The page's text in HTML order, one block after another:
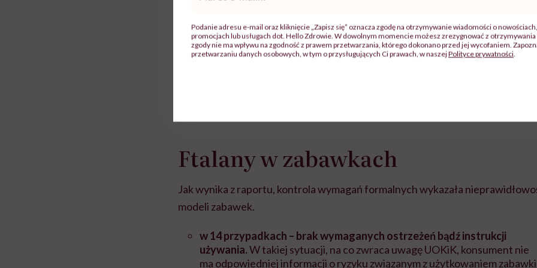
do paznokci czy
zwiększają ryzyko
kobiet? Naukowcy
Ftalany w zabawkach
Jak wynika z raportu, kontrola wymagań formalnych wykazała
modeli zabawek.
w 14 przypadkach – brak wymaganych ostrzeżeń bądź instrukcji
używania.W takiej sytuacji, na co zwraca uwagę UOKiK, konsument nie
ma odpowiedniej informacji o ryzyku związanym z użytkowaniem zabawki
mail*
Podanie adresu e-mail oraz kliknięcie „Zapisz się” oznacza zgodę na otrzymywanie wiadomości o
promocjach lub usługach dot. Hello Zdrowie. W dowolnym momencie możesz zrezygnować z
zgody nie ma wpływu na zgodność z prawem przetwarzania, którego dokonano przed jej wycofaniem.
przetwarzaniu danych osobowych, w tym o przysługujących Ci prawach, w naszejPolityce prywatności.